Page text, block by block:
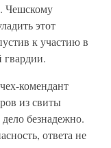
Чешскому
этот
к участию в
гвардии.
комендант
из свиты
безнадежно.
ответа не